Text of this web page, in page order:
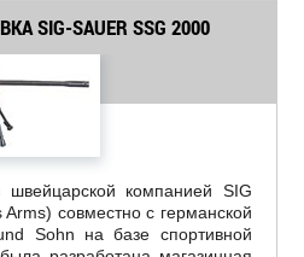
SIG-SAUER SSG 2000
компанией SIG
совместно с германской
Sohn на базе спортивной